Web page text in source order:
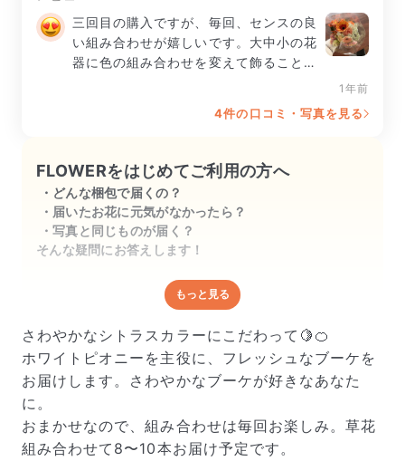
三回目の購入ですが、毎回、センスの良
い組み合わせが嬉しいです。大中小の花
器に色の組み合わせを変えて飾ること
1年前
4件の口コミ・写真を見る
FLOWERをはじめてご利用の方へ
どんな梱包で届くの？
届いたお花に元気がなかったら？
写真と同じものが届く？
そんな疑問にお答えします！
どんな梱包で届くの？
出荷前に水揚げ（花が水を吸いやすくなる処理）を施
し、専用ボックスに丁寧に梱包してお届けしています。
きゅっとまとめられて一見窮屈そうに見えますが、輸送
中の衝撃による折れや擦れを軽減する効果があります。
もっと見る
さわやかなシトラスカラーにこだわって🍋🍊
ホワイトピオニーを主役に、フレッシュなブーケを
お届けします。さわやかなブーケが好きなあなた
に。
おまかせなので、組み合わせは毎回お楽しみ。草花
組み合わせて8〜10本お届け予定です。